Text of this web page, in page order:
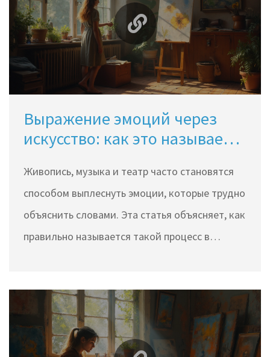
конкретные советы и интересные факты,
которые помогут смотреть на творчество
проще и применять его для улучшения
настроения.
Выражение эмоций через
искусство: как это называется
Живопись, музыка и театр часто становятся
способом выплеснуть эмоции, которые трудно
объяснить словами. Эта статья объясняет, как
правильно называется такой процесс в
обычных людей. Разберём реальные
механизмы эмоционального творчества и
простые советы, как использовать искусство